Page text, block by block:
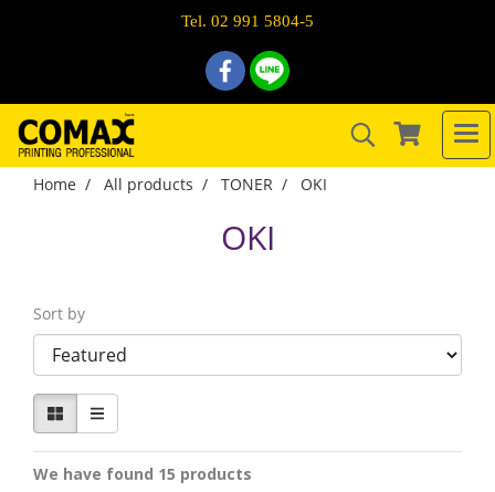
Tel. 02 991 5804-5
Home All products TONER OKI
OKI
Sort by
We have found 15 products